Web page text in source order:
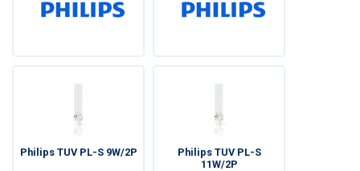
Philips TUV PL-S 9W/2P
Philips TUV PL-S
11W/2P